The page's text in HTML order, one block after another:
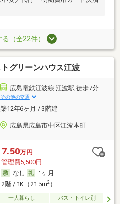
（全22件）
グリーンハウス江波
広島電鉄江波線 江波駅 徒歩7分
その他の交通
築12年6ヶ月 / 3階建
広島県広島市中区江波本町
7.50万円
管理費5,500円
なし
1ヶ月
2階 / 1K（21.5m2）
一人暮らし
バス・トイレ別